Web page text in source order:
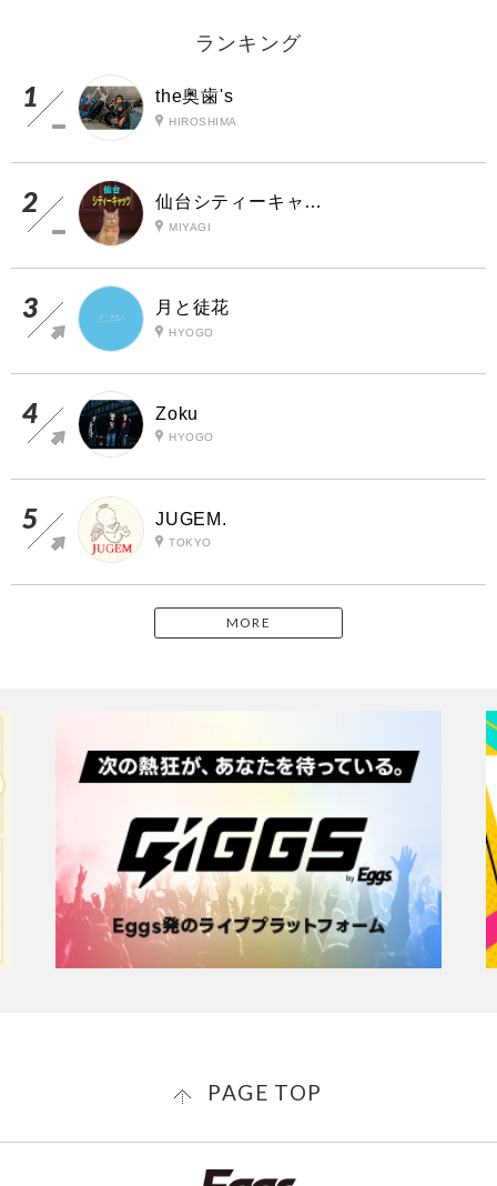
ランキング
the奥歯's
HIROSHIMA
仙台シティーキャッツ
MIYAGI
月と徒花
HYOGO
Zoku
HYOGO
JUGEM.
TOKYO
MORE
PAGE TOP